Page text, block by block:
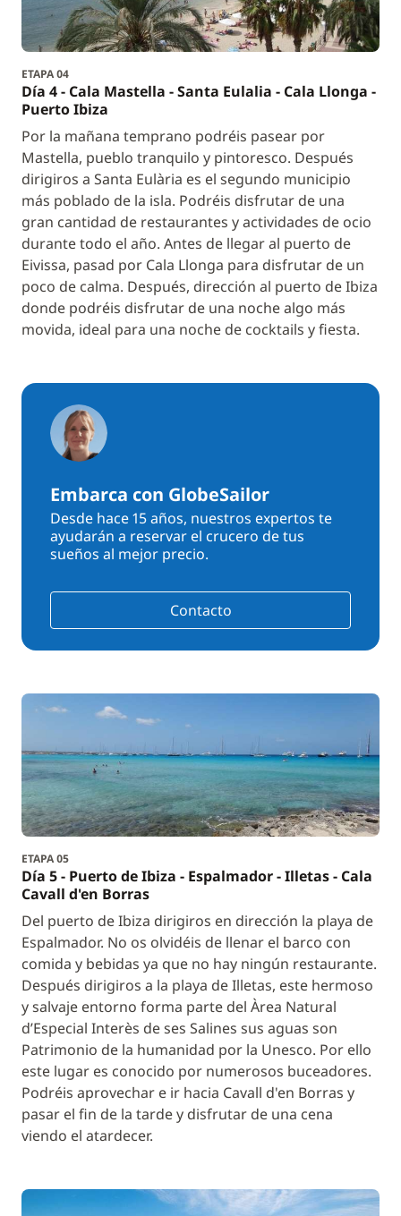
ETAPA 04
Día 4 - Cala Mastella - Santa Eulalia - Cala Llonga -
Puerto Ibiza
Por la mañana temprano podréis pasear por
Mastella, pueblo tranquilo y pintoresco. Después
dirigiros a Santa Eulària es el segundo municipio
más poblado de la isla. Podréis disfrutar de una
gran cantidad de restaurantes y actividades de ocio
durante todo el año. Antes de llegar al puerto de
Eivissa, pasad por Cala Llonga para disfrutar de un
poco de calma. Después, dirección al puerto de Ibiza
donde podréis disfrutar de una noche algo más
movida, ideal para una noche de cocktails y fiesta.
Embarca con GlobeSailor
Desde hace 15 años, nuestros expertos te
ayudarán a reservar el crucero de tus
sueños al mejor precio.
Contacto
ETAPA 05
Día 5 - Puerto de Ibiza - Espalmador - Illetas - Cala
Cavall d'en Borras
Del puerto de Ibiza dirigiros en dirección la playa de
Espalmador. No os olvidéis de llenar el barco con
comida y bebidas ya que no hay ningún restaurante.
Después dirigiros a la playa de Illetas, este hermoso
y salvaje entorno forma parte del Àrea Natural
d’Especial Interès de ses Salines sus aguas son
Patrimonio de la humanidad por la Unesco. Por ello
este lugar es conocido por numerosos buceadores.
Podréis aprovechar e ir hacia Cavall d'en Borras y
pasar el fin de la tarde y disfrutar de una cena
viendo el atardecer.